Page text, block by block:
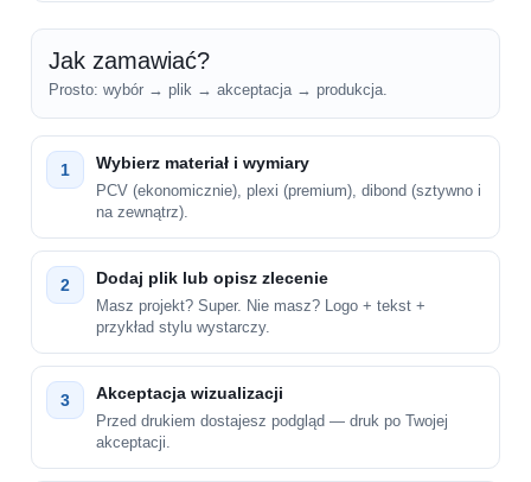
Jak zamawiać?
Prosto: wybór → plik → akceptacja → produkcja.
1 Wybierz materiał i wymiary
PCV (ekonomicznie), plexi (premium), dibond (sztywno i
na zewnątrz).
2 Dodaj plik lub opisz zlecenie
Masz projekt? Super. Nie masz? Logo + tekst +
przykład stylu wystarczy.
3 Akceptacja wizualizacji
Przed drukiem dostajesz podgląd — druk po Twojej
akceptacji.